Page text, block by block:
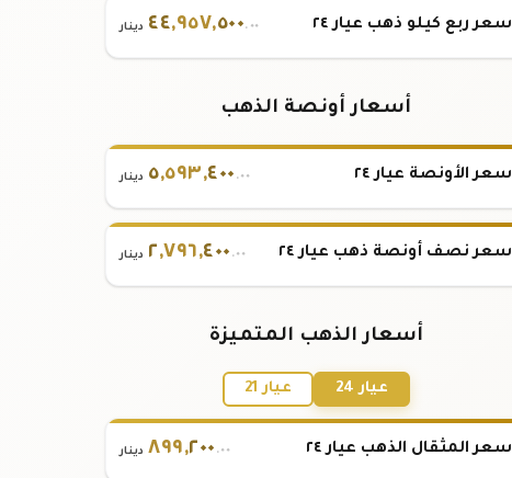
سعر ربع كيلو ذهب عيار ٢٤ ٤٤,٩٥٧,٥٠٠.٠٠ دينار
أسعار أونصة الذهب
سعر الأونصة عيار ٢٤ ٥,٥٩٣,٤٠٠ .٠٠ دينار
سعر نصف أونصة ذهب عيار ٢٤ ٢,٧٩٦,٤٠٠ .٠٠ دينار
أسعار الذهب المتميزة
عيار 24 عيار 21
سعر المثقال الذهب عيار ٢٤ ٨٩٩,٢٠٠ .٠٠ دينار